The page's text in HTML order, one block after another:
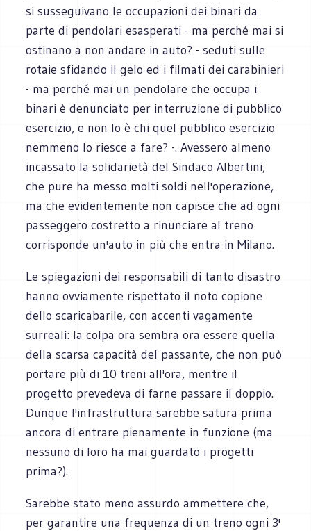
si susseguivano le occupazioni dei binari da
parte di pendolari esasperati - ma perché mai si
ostinano a non andare in auto? - seduti sulle
rotaie sfidando il gelo ed i filmati dei carabinieri
- ma perché mai un pendolare che occupa i
binari è denunciato per interruzione di pubblico
esercizio, e non lo è chi quel pubblico esercizio
nemmeno lo riesce a fare? -. Avessero almeno
incassato la solidarietà del Sindaco Albertini,
che pure ha messo molti soldi nell'operazione,
ma che evidentemente non capisce che ad ogni
passeggero costretto a rinunciare al treno
corrisponde un'auto in più che entra in Milano.
Le spiegazioni dei responsabili di tanto disastro
hanno ovviamente rispettato il noto copione
dello scaricabarile, con accenti vagamente
surreali: la colpa ora sembra ora essere quella
della scarsa capacità del passante, che non può
portare più di 10 treni all'ora, mentre il
progetto prevedeva di farne passare il doppio.
Dunque l'infrastruttura sarebbe satura prima
ancora di entrare pienamente in funzione (ma
nessuno di loro ha mai guardato i progetti
prima?).
Sarebbe stato meno assurdo ammettere che,
per garantire una frequenza di un treno ogni 3'